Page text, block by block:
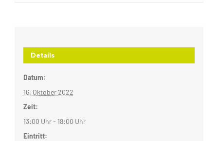
Details
Datum:
16. Oktober 2022
Zeit:
13:00 Uhr - 18:00 Uhr
Eintritt: